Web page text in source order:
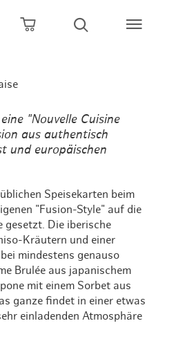
Zum Hauptinhalt springen
Zur Hauptnavigation springen
Zur Volltextsuche springen
Zum Footer springen
Warenkorb öffnen
Suche öffnen
"Nouvelle Cuisine
aus authentisch
und europäischen
Speisekarten beim
"Fusion-Style" auf die
gesetzt. Die iberische
Kräutern und einer
mindestens genauso
Brulée aus japanischem
mit einem Sorbet aus
ganze findet in einer etwas
einladenden Atmosphäre